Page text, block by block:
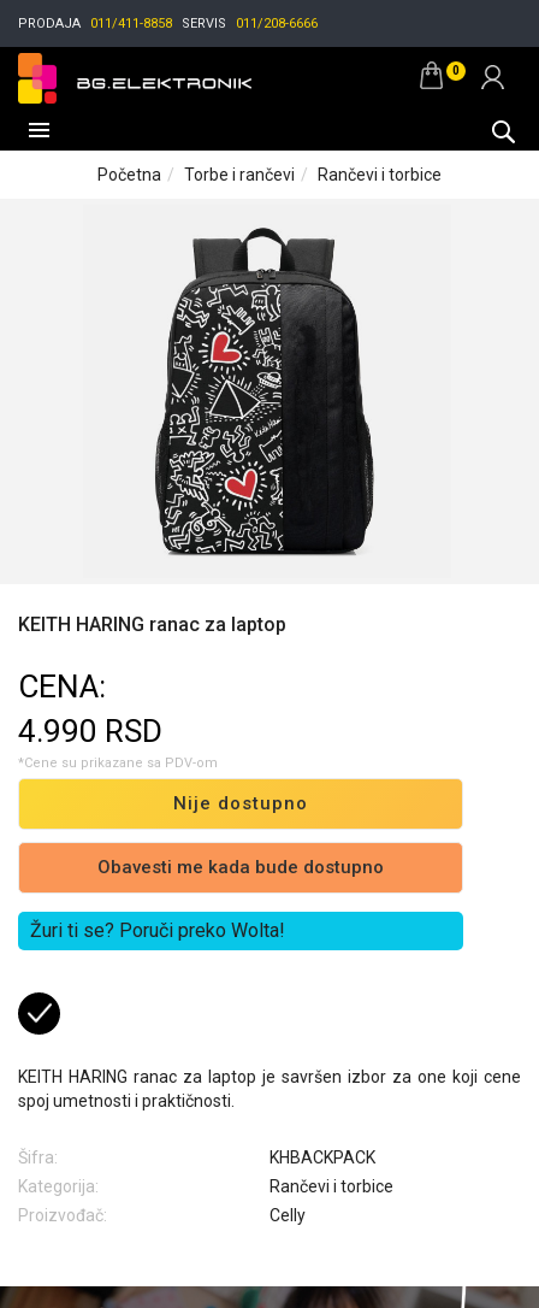
PRODAJA 011/411-8858 SERVIS 011/208-6666
0
Početna Torbe i rančevi Rančevi i torbice
KEITH HARING ranac za laptop
CENA:
4.990 RSD
*Cene su prikazane sa PDV-om
Nije dostupno
Obavesti me kada bude dostupno
Žuri ti se? Poruči preko Wolta!
KEITH HARING ranac za laptop je savršen izbor za one koji cene
spoj umetnosti i praktičnosti.
Šifra:
KHBACKPACK
Kategorija:
Rančevi i torbice
Proizvođač:
Celly